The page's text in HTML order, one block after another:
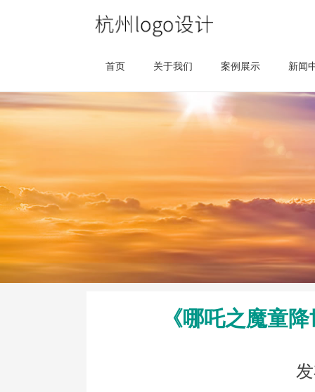
首页 关于我们 案例展示 新闻
《哪吒之魔童